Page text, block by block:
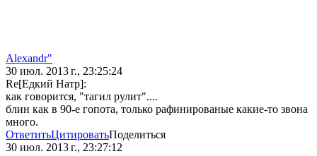
Alexandr"
30 июл. 2013 г., 23:25:24
Re[Едкий Натр]:
как говорится, "тагил рулит"....
блин как в 90-е гопота, только рафинированые какие-то звона
много.
ОтветитьЦитироватьПоделиться
30 июл. 2013 г., 23:27:12